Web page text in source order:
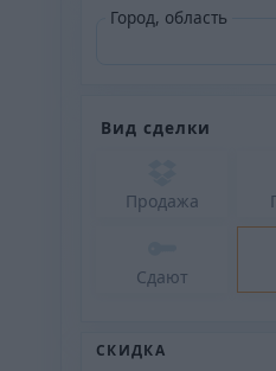
Город, область
Вид сделки
Продажа
Сдают
СКИДКА